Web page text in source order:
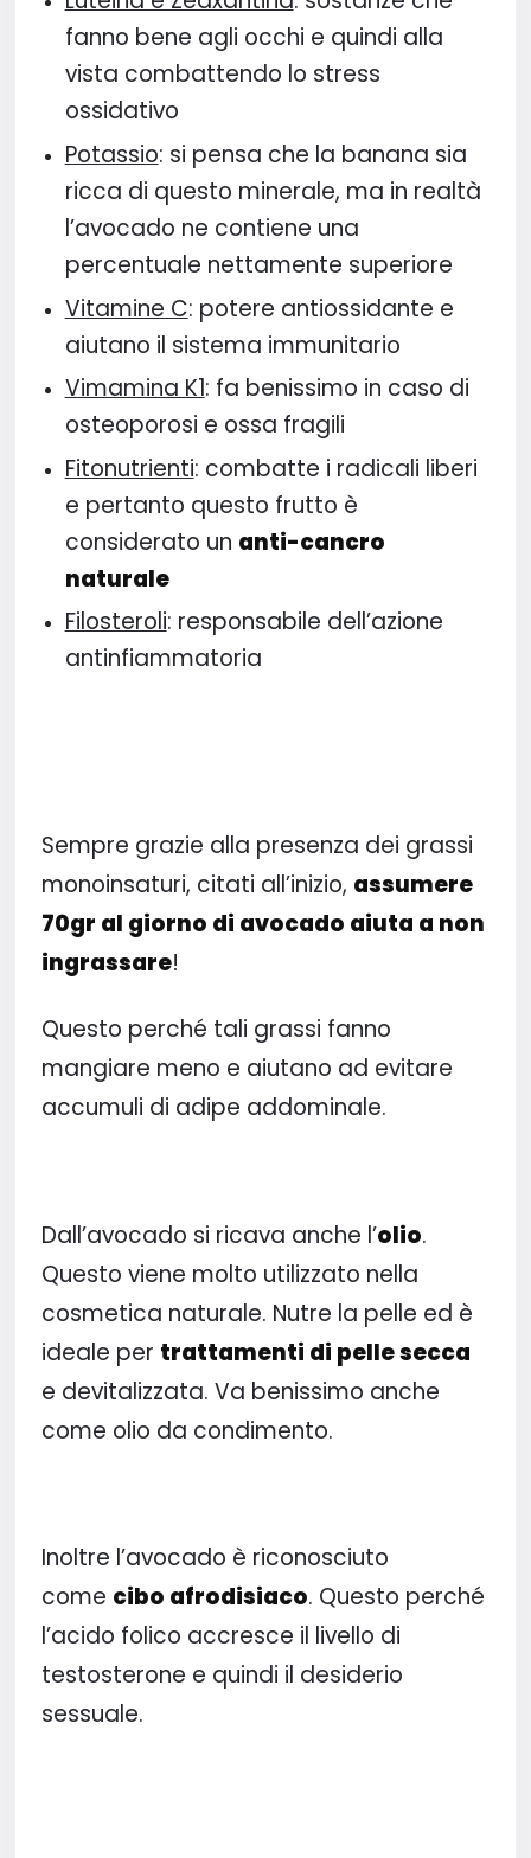
fanno bene agli occhi e quindi alla
vista combattendo lo stress
ossidativo
Potassio: si pensa che la banana sia
ricca di questo minerale, ma in realtà
l’avocado ne contiene una
percentuale nettamente superiore
Vitamine C: potere antiossidante e
aiutano il sistema immunitario
Vimamina K1: fa benissimo in caso di
osteoporosi e ossa fragili
Fitonutrienti: combatte i radicali liberi
e pertanto questo frutto è
considerato un anti-cancro
naturale
Filosteroli: responsabile dell’azione
antinfiammatoria
Sempre grazie alla presenza dei grassi
monoinsaturi, citati all’inizio, assumere
70gr al giorno di avocado aiuta a non
ingrassare!
Questo perché tali grassi fanno
mangiare meno e aiutano ad evitare
accumuli di adipe addominale.
Dall’avocado si ricava anche l’olio.
Questo viene molto utilizzato nella
cosmetica naturale. Nutre la pelle ed è
ideale per trattamenti di pelle secca
e devitalizzata. Va benissimo anche
come olio da condimento.
Inoltre l’avocado è riconosciuto
come cibo afrodisiaco. Questo perché
l’acido folico accresce il livello di
testosterone e quindi il desiderio
sessuale.